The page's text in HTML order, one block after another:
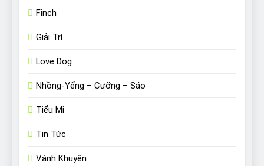
Finch
Giải Trí
Love Dog
Nhồng-Yểng – Cưỡng – Sáo
Tiểu Mi
Tin Tức
Vành Khuyên